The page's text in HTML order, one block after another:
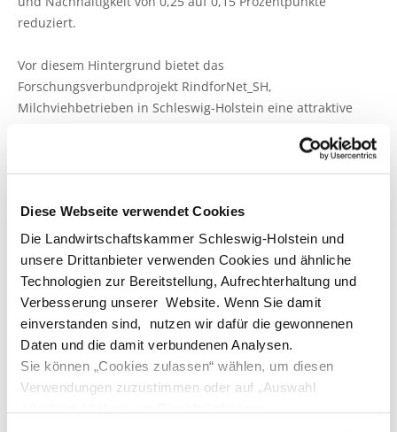
Diese Webseite verwendet Cookies
Die Landwirtschaftskammer Schleswig-Holstein und
unsere Drittanbieter verwenden Cookies und ähnliche
Technologien zur Bereitstellung, Aufrechterhaltung und
Verbesserung unserer Website. Wenn Sie damit
einverstanden sind, nutzen wir dafür die gewonnenen
Daten und die damit verbundenen Analysen.
Sie können „Cookies zulassen“ wählen, um diesen
Verwendungen zuzustimmen oder auf „Auswahl
Anbauberatung
ELER Grünlandberatung
Innovationsberatung EIP-Förderung
Beratung in der Tierhaltung
Beratung für den ökologischen Landbau
Bau-, Energie- und Technikberatung
Haus- und Kleingarten
reduziert.
Vor diesem Hintergrund bietet das
Forschungsverbundprojekt RindforNet_SH,
Milchviehbetrieben in Schleswig-Holstein eine attraktive
kostenlos an einem Klimacoaching teilnehmen. Ziel ist es,
Einsparpotenziale bei Treibhausgasemissionen und
identifizieren. Im Rahmen des Coachings wird für den
Betriebszweig Milchviehhaltung eine Klimabilanz erstellt.
Diese beinhaltet den CO₂-Fußabdruck je Kilogramm Milch
und ist für drei Jahre gültig. Die Klimabilanz kann zudem als
Nachweis für die Beantragung des Zinsbonus der
Landwirtschaftlichen Rentenbank bei Investitionen in
Wachstum und Nachhaltigkeit genutzt werden.
Neben der Analyse klimarelevanter Kennzahlen werden